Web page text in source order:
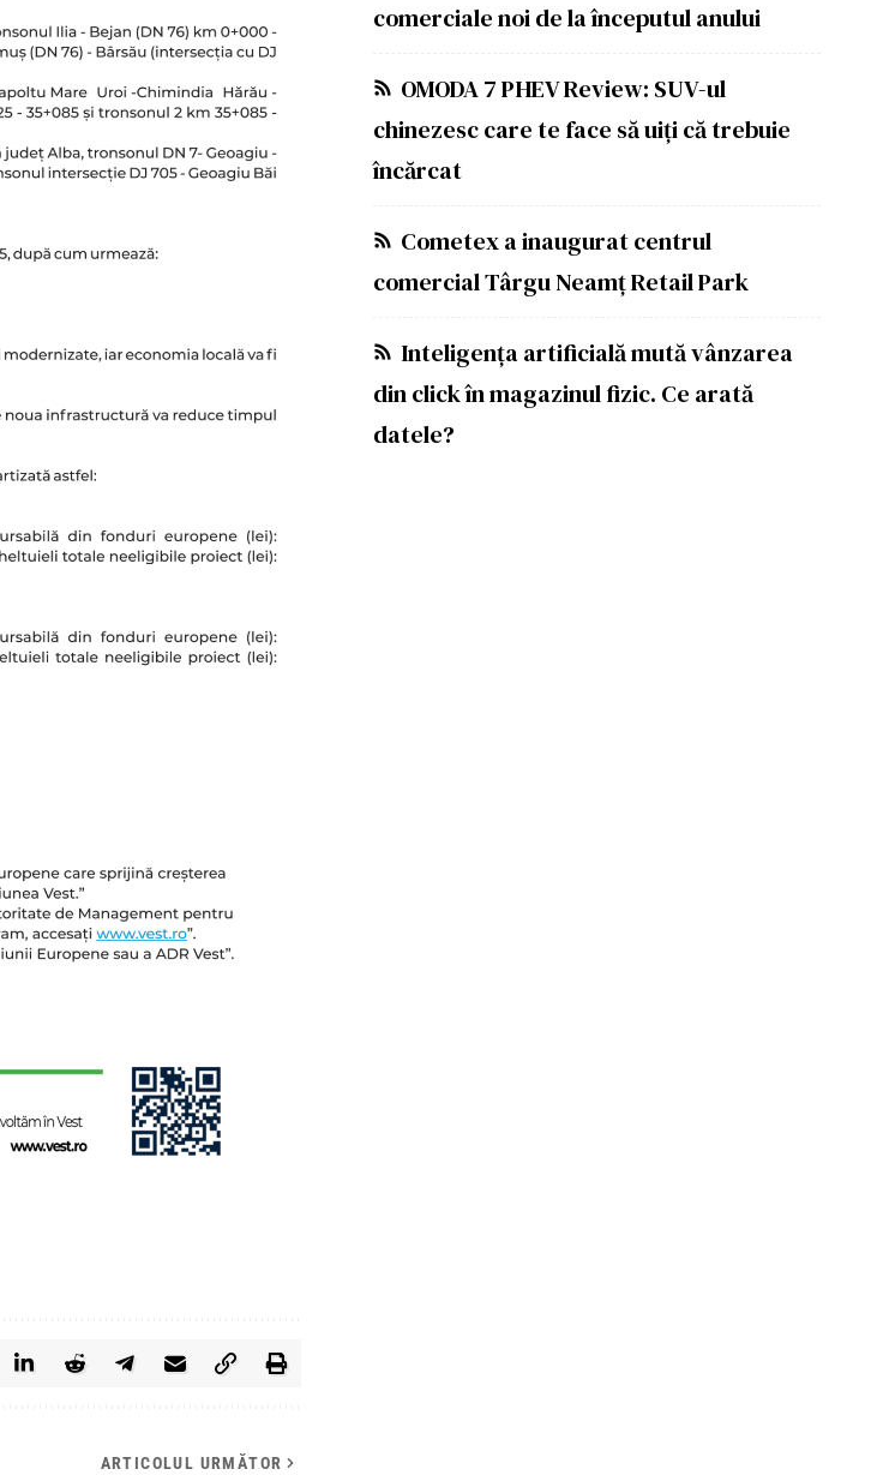
ARTICOLUL URMĂTOR
comerciale noi de la începutul anului
OMODA 7 PHEV Review: SUV-ul
chinezesc care te face să uiți că trebuie
încărcat
Cometex a inaugurat centrul
comercial Târgu Neamț Retail Park
Inteligența artificială mută vânzarea
din click în magazinul fizic. Ce arată
datele?